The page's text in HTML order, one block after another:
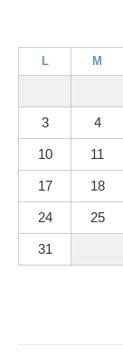
L M
3 4
10 11
17 18
24 25
31